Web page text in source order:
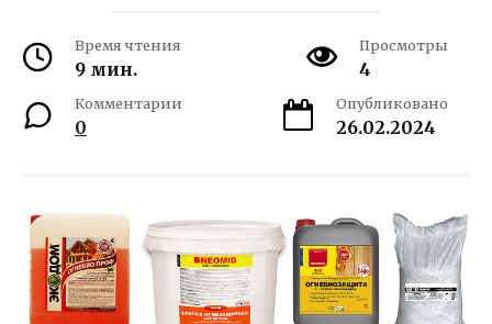
Время чтения
9 мин.
Просмотры
4
Комментарии
0
Опубликовано
26.02.2024